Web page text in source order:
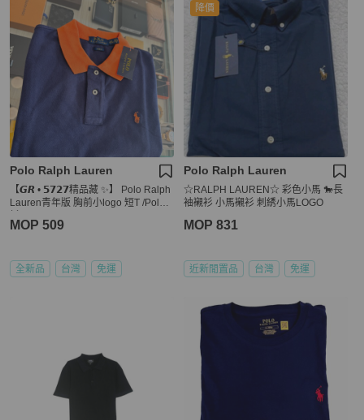
Polo Ralph Lauren
【𝙂𝙍 • 𝟱𝟳𝟮𝟳精品藏 ✨】 Polo Ralph
Lauren青年版 胸前小logo 短T /Polo
MOP 509
全新品 台灣 免運
降價
Polo Ralph Lauren
☆RALPH LAUREN☆ 彩色小馬 🐎長
袖襯衫 小馬襯衫 刺綉小馬LOGO
MOP 831
近新閒置品 台灣 免運